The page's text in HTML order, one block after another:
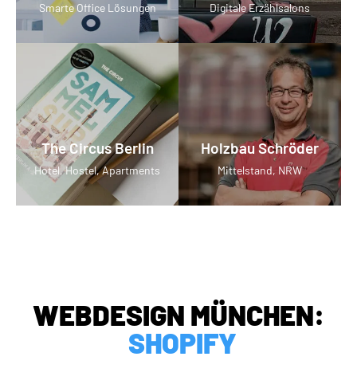
Smarte Office Lösungen Digitale Erzählsalons
The Circus Berlin
Hotel, Hostel, Apartments
Holzbau Schröder
Mittelstand, NRW
WEBDESIGN MÜNCHEN:
PLESK SERVER